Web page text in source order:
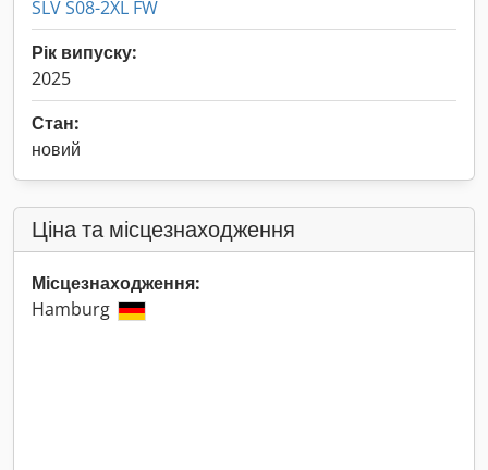
SLV S08-2XL FW
Рік випуску:
2025
Стан:
новий
Ціна та місцезнаходження
Місцезнаходження:
Hamburg